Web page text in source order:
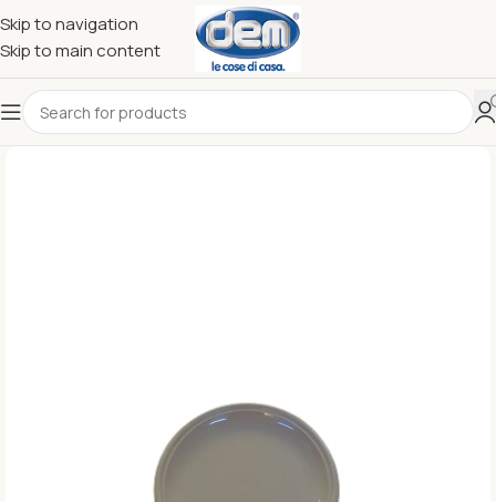
Skip to navigation
Skip to main content